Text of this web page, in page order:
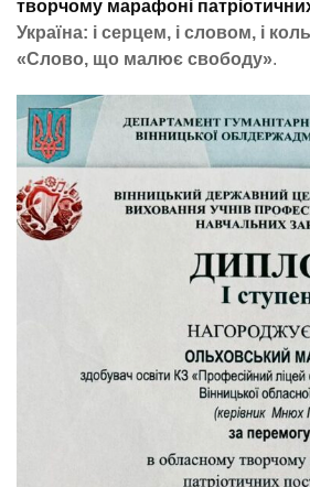
творчому марафоні
Україна: і серцем, і словом, і
«Слово, що малює свободу».